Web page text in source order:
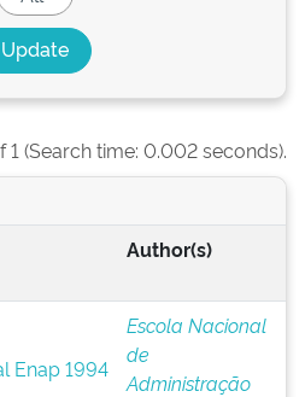
1 (Search time: 0.002 seconds).
Author(s)
Enap 1994
Escola Nacional
de
Administração